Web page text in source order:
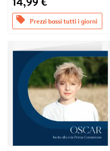
offers Prezzi bassi tutti i giorni